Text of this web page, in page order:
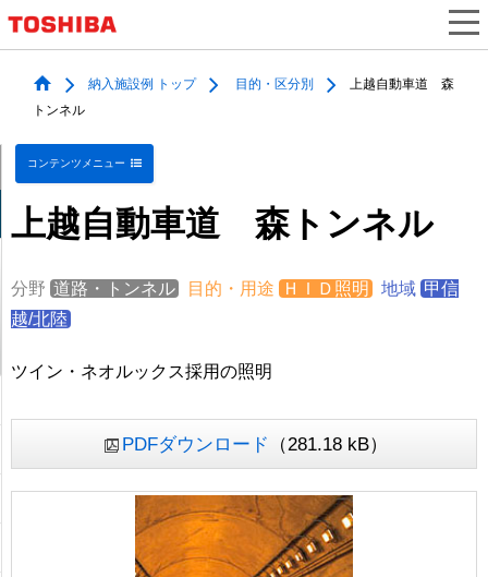
納入施設例 トップ 目的・区分別
上越自動車道 森
トンネル
コンテンツメニュー
上越自動車道 森トンネル
分野 道路・トンネル 目的・用途 ＨＩＤ照明 地域 甲信
越/北陸
ツイン・ネオルックス採用の照明
PDFダウンロード （281.18 kB）